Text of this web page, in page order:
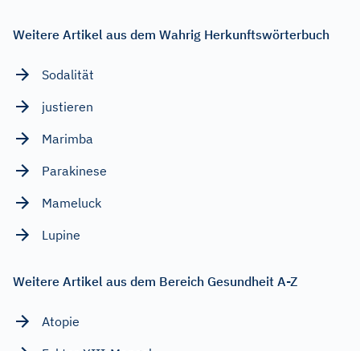
Weitere Artikel aus dem Wahrig Herkunftswörterbuch
Sodalität
justieren
Marimba
Parakinese
Mameluck
Lupine
Weitere Artikel aus dem Bereich Gesundheit A-Z
Atopie